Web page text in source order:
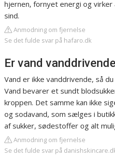
hjernen, fornyet energi og
sind.
Anmodning om fjernelse
Se det fulde svar på hafaro.dk
Er vand
Vand er ikke vanddrivende, så
Vand bevarer et sundt
kroppen. Det samme kan ikke
og sodavand, som sælges i
af sukker, sødestoffer og alt
Anmodning om fjernelse
Se det fulde svar på